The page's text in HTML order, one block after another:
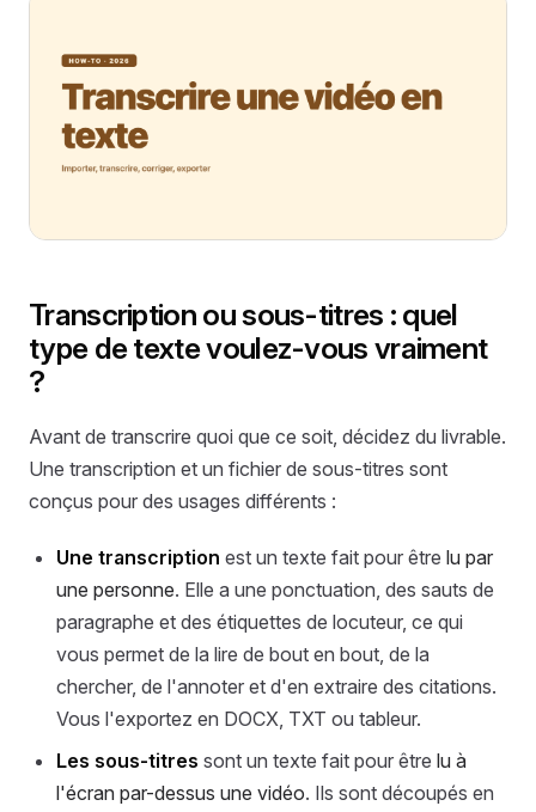
Transcription ou sous-titres : quel
type de texte voulez-vous vraiment
?
Avant de transcrire quoi que ce soit, décidez du livrable.
Une transcription et un fichier de sous-titres sont
conçus pour des usages différents :
Une transcription est un texte fait pour êtrelu par
une personne. Elle a une ponctuation, des sauts de
paragraphe et des étiquettes de locuteur, ce qui
vous permet de la lire de bout en bout, de la
chercher, de l'annoter et d'en extraire des citations.
Vous l'exportez en DOCX, TXT ou tableur.
Les sous-titres sont un texte fait pour êtrelu à
l'écran par-dessus une vidéo. Ils sont découpés en